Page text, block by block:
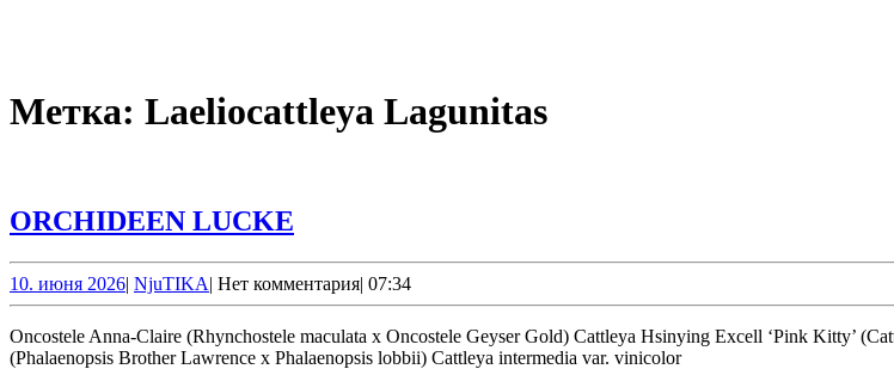
Метка: Laeliocattleya Lagunitas
ORCHIDEEN LUCKE
10. июня 202610.
июня
2026
| NjuTIKANjuTIKA
| Нет комментария| 07:34
Oncostele Anna-Claire (Rhynchostele maculata x Oncostele Geyser Gold) Cattleya Hsinying Excell ‘Pink Kitty’ (Cattleya Excellescombe x Cattleya briegeri) Phalaenopsis Kung’s Lob-Lawrence ‘Peloric’
(Phalaenopsis Brother Lawrence x Phalaenopsis lobbii) Cattleya intermedia var. vinicolor